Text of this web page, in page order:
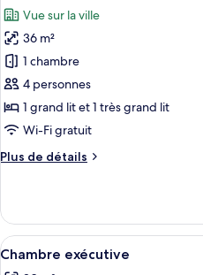
les
photos
pour
ce
type
de
chambre :
Chambre
Vue sur la ville
36 m²
1 chambre
4 personnes
1 grand lit et 1 très grand lit
Wi-Fi gratuit
Plus de détails
Plus
Chambre
familiale
Afficher
toutes
12
Chambre exécutive